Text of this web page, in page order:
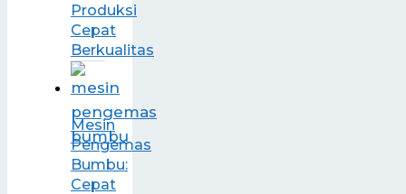
Produksi
Cepat
Berkualitas
Mesin
Pengemas
Bumbu:
Cepat